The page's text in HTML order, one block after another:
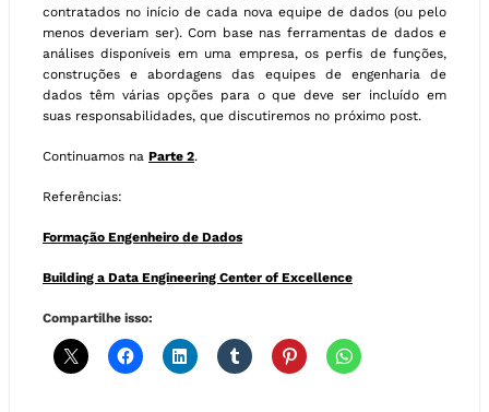
contratados no início de cada nova equipe de dados (ou pelo
menos deveriam ser). Com base nas ferramentas de dados e
análises disponíveis em uma empresa, os perfis de funções,
construções e abordagens das equipes de engenharia de
dados têm várias opções para o que deve ser incluído em
suas responsabilidades, que discutiremos no próximo post.
Continuamos na Parte 2.
Referências:
Formação Engenheiro de Dados
Building a Data Engineering Center of Excellence
Compartilhe isso: